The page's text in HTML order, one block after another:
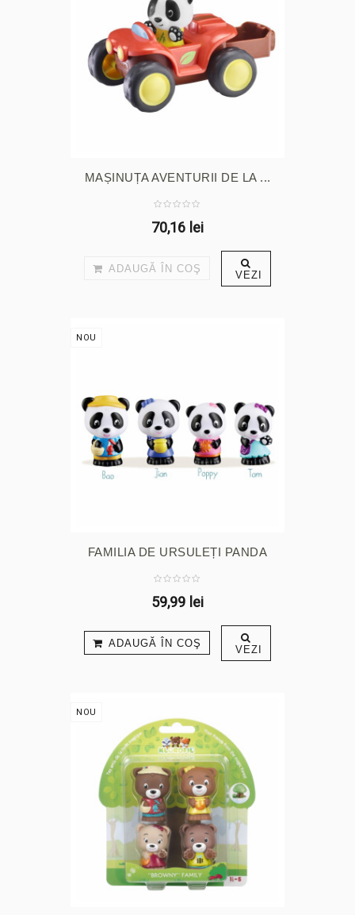
MAȘINUȚA AVENTURII DE LA ...
70,16 lei
ADAUGĂ ÎN COŞ VEZI
NOU
FAMILIA DE URSULEȚI PANDA
59,99 lei
ADAUGĂ ÎN COŞ VEZI
NOU